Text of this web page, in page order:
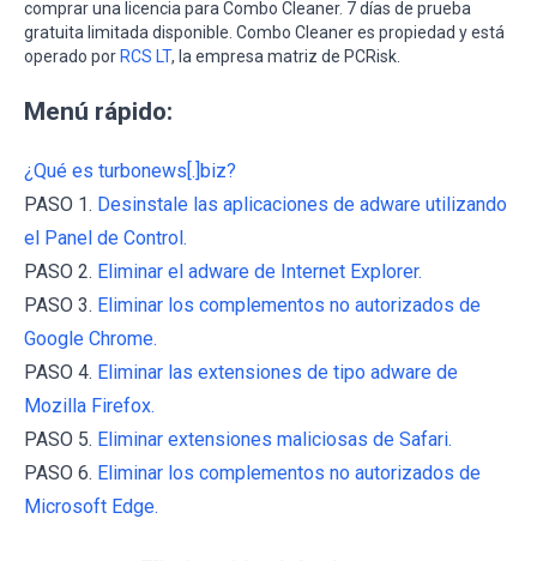
comprar una licencia para Combo Cleaner. 7 días de prueba
gratuita limitada disponible. Combo Cleaner es propiedad y está
operado por RCS LT, la empresa matriz de PCRisk.
Menú rápido:
¿Qué es turbonews[.]biz?
PASO 1. Desinstale las aplicaciones de adware utilizando
el Panel de Control.
PASO 2. Eliminar el adware de Internet Explorer.
PASO 3. Eliminar los complementos no autorizados de
Google Chrome.
PASO 4. Eliminar las extensiones de tipo adware de
Mozilla Firefox.
PASO 5. Eliminar extensiones maliciosas de Safari.
PASO 6. Eliminar los complementos no autorizados de
Microsoft Edge.